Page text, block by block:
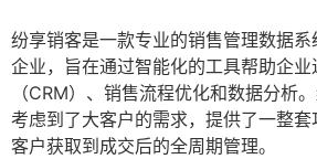
纷享销客是一款专业的销售管理数据
企业，旨在通过智能化的工具帮助企
（CRM）、销售流程优化和数据分析
考虑到了大客户的需求，提供了一整
客户获取到成交后的全周期管理。